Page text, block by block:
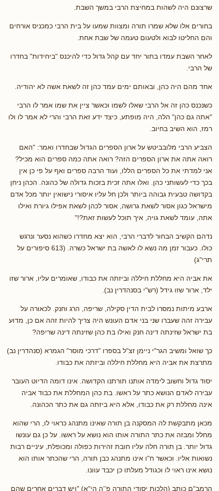
שרצונם היה לשהות במחיצת הרבי במשך השבת.
בחורים אלו שלא שמרו תורה ומצוות שמעו על בית הרבי כמכניס אורחים
והם החליטו לבוא ולטעום טעמה של שבת אחת.
לאחר השבת עמדו בתור יחד עם קהל גדול כדי להיכנס "ביחידות" בחדרו
של הרבי.
אחד מהם היה כהן, ובאותם ימים עמד כהן זה לשאת אשה לא יהודיה.
כשנכנס כהן זה אל הרבי שאלו לשמו וכאשר ציין את שמו אמר לו הרבי
"אתה גם כהן" הלה, היה מופתע, כיצד ידע זאת הרבי והרי לא אמר לו ולו
רמז, הוא השיב בחיוב.
הצביע הרבי מלובביטש על ארון הספרים הגדול שבחדרו ואמר: "האם
רואה אתה את ארון הספרים הזה? רואה אתה כמה ספרים הוא מכיל?
אני למדתי את כל הספרים הללו, ועוד הרבה ספרים ואף על פי כן אין
בכך כדי לעשותני כהן. ואלו אתה זכית בזכות גדולה של כהונה. הכהן ניחן
בקדושה טבעית גבוהה ביותר ולכן חל עליו איסורי נישואין יותר מכל אדם
מישראל כגון אסור לשאת גרושה, אסור לכהן לשאת אפילו גיורת ואילו
אתה, עומד לשאת גויה, איך תוכל לעשות זאת?!"
נדהם הקשיב הבחור לדברי הרבי, הוא יצא מחדרו כשהוא נסער ונרגש
כולו. כעבור זמן מה נשא לו לאשה בת ישראל כשרה. (613 סיפורים על
תרי"ג)
את אביה היא מחללת חיללה וביזתה את כבודו, שאומרים עליו, ארור שזו
ילד, ארור שזו גידל (רש"י בסנהדרין נב).
ארבע מיתות נמסרו לבית הדין סקילה, שריפה, הרג וחנק. לכאורה על
עבירה זהה שעברו שני בני אדם העונש היה צריך להיות זהה אם כן, מדוע
בת ישראל שזינתה דינה חנק ואילו בת כהן שזינתה דינה שריפה?
כך שואל ומשיב הגר"י ניימן זצ"ל בספרו "דרכי מוסר" הגמרא (סנהדרין נב)
מתרצת את אביה היא מחללת חיללה וביזתה את כבודו.
יסוד גדול וחשוב לימדה אותנו תורתנו הקדושה. אינו דומה הדיוט העובר
עבירה לאדם הנושא כתר על ראשו. בת כהן המחללת את כבוד אביה
אינה מחללת רק את כבודו, אלא היא ביזתה גם את כתר הכהונה.
מכאן מתבקשת לה המסקנה בן תורה שאינו מתנהג כראוי לו, הרי שהוא
מחלל ומבזה את כתר התורה אותו הוא נושא על ראשו. על כן גם עונשו
גדול יותר. בן תורה חלה עליו חובת זהירות כפולה ומכופלת, עיניים רבות
נשואות אליו. וכאשר ח"ו אינו מתנהג כבן תורה, הרי שהכתר אותו הוא
נושא אינו ראוי לו וכגודל מעלתו כן יכבד עוונו.
הרמב"ם כותב (הלכות יסודי התורה פ’’ה הי"א) "ויש דברים אחרים שהם